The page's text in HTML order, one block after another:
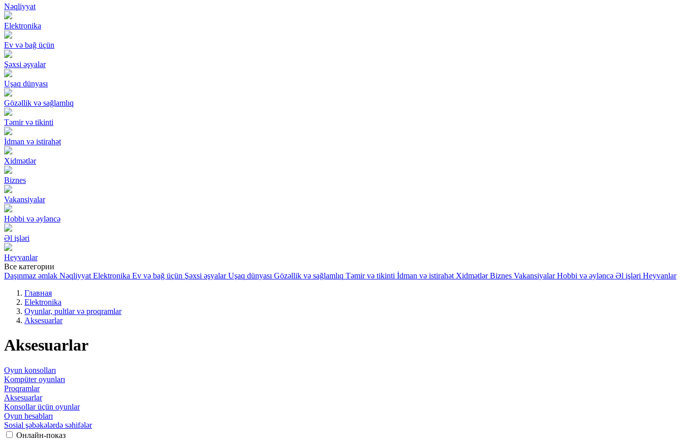
Nəqliyyat
Elektronika
Ev və bağ üçün
Şəxsi əşyalar
Uşaq dünyası
Gözəllik və sağlamlıq
Təmir və tikinti
İdman və istirahət
Xidmətlər
Biznes
Vakansiyalar
Hobbi və əyləncə
Əl işləri
Heyvanlar
Все категории
Daşınmaz əmlak Nəqliyyat Elektronika Ev və bağ üçün Şəxsi əşyalar Uşaq dünyası Gözəllik və sağlamlıq Təmir və tikinti İdman və istirahət Xidmətlər Biznes Vakansiyalar Hobbi və əyləncə Əl işləri Heyvanlar
Главная
Elektronika
Oyunlar, pultlar və proqramlar
Aksesuarlar
Aksesuarlar
Oyun konsolları
Kompüter oyunları
Proqramlar
Aksesuarlar
Konsollar üçün oyunlar
Oyun hesabları
Sosial şəbəkələrdə səhifələr
Онлайн-показ